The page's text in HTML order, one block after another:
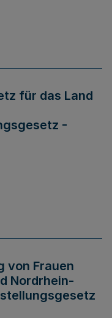
für das Land
-
von Frauen
Nordrhein-